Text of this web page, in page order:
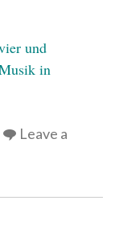
und
in
Leave a